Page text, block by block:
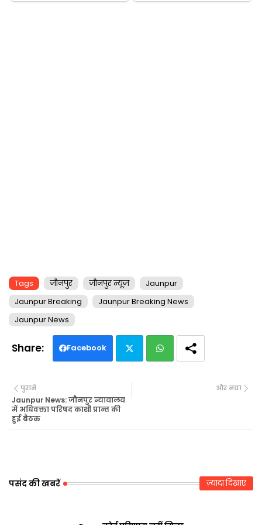
Tags जौनपुर जौनपुर न्यूज़
Jaunpur
Jaunpur Breaking
Jaunpur Breaking News
Jaunpur News
Facebook
tte
और नया
पुराने
Jaunpur News: जौनपुर न्यायालय
में अधिवक्ता परिषद काशी प्रान्त की
हुई बैठक
पसंद की खबरें ज़्यादा दिखाएं